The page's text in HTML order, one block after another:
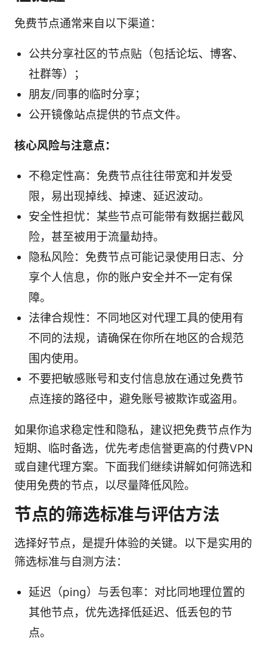
免费节点通常来自以下渠道：
公共分享社区的节点贴（包括论坛、博客、
社群等）；
朋友/同事的临时分享；
公开镜像站点提供的节点文件。
核心风险与注意点：
不稳定性高：免费节点往往带宽和并发受
限，易出现掉线、掉速、延迟波动。
安全性担忧：某些节点可能带有数据拦截风
险，甚至被用于流量劫持。
隐私风险：免费节点可能记录使用日志、分
享个人信息，你的账户安全并不一定有保
障。
法律合规性：不同地区对代理工具的使用有
不同的法规，请确保在你所在地区的合规范
围内使用。
不要把敏感账号和支付信息放在通过免费节
点连接的路径中，避免账号被欺诈或盗用。
如果你追求稳定性和隐私，建议把免费节点作为
短期、临时备选，优先考虑信誉更高的付费VPN
或自建代理方案。下面我们继续讲解如何筛选和
使用免费的节点，以尽量降低风险。
节点的筛选标准与评估方法
选择好节点，是提升体验的关键。以下是实用的
筛选标准与自测方法：
延迟（ping）与丢包率：对比同地理位置的
其他节点，优先选择低延迟、低丢包的节
点。